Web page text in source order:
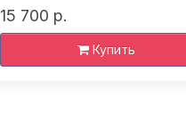
15 700 р.
Купить